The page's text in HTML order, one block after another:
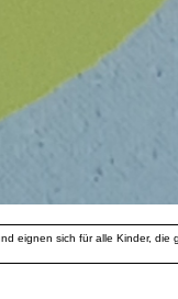
eignen sich für alle Kinder, die